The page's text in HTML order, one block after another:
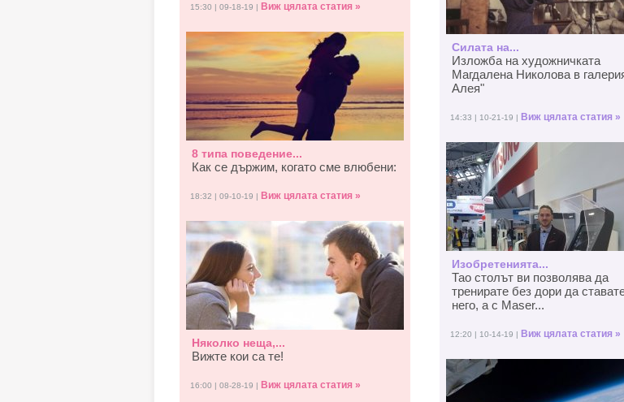
15:30 | 09-18-19 | Виж цялата статия »
8 типа поведение...
Как се държим, когато смe влюбени:
18:32 | 09-10-19 | Виж цялата статия »
Няколко неща,...
Вижте кои са те!
16:00 | 08-28-19 | Виж цялата статия »
Силата на...
Изложба на художничката
Магдалена Николова в
Алея"
14:33 | 10-21-19 | Виж цялата статия »
Изобретенията...
Тао столът ви позволява да
тренирате без дори да
него, а с Maser...
12:20 | 10-14-19 | Виж цялата статия »